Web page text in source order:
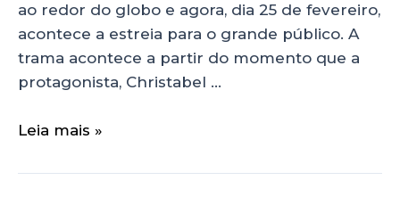
ao redor do globo e agora, dia 25 de fevereiro,
acontece a estreia para o grande público. A
trama acontece a partir do momento que a
protagonista, Christabel …
Leia mais »